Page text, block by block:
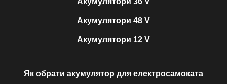
Акумулятори 48 V
Акумулятори 12 V
Як обрати акумулятор для електросамоката